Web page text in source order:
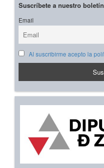
Suscríbete a nuestro boletín
Email
Al suscribirme acepto la